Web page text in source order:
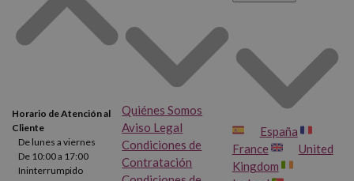
Horario de Atención al
Cliente
De lunes a viernes
De 10:00 a 17:00
Ininterrumpido
Quiénes Somos
Aviso Legal
Condiciones de
Contratación
España
France
United
Kingdom